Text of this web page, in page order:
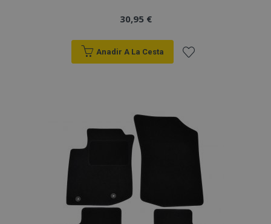
30,95 €
Anadir A La Cesta
Lista
Deseos